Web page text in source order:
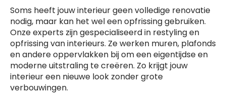
Soms heeft jouw interieur geen volledige renovatie
nodig, maar kan het wel een opfrissing gebruiken.
Onze experts zijn gespecialiseerd in restyling en
opfrissing van interieurs. Ze werken muren, plafonds
en andere oppervlakken bij om een eigentijdse en
moderne uitstraling te creëren. Zo krijgt jouw
interieur een nieuwe look zonder grote
verbouwingen.